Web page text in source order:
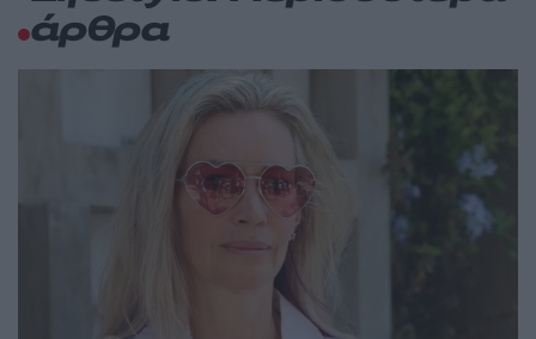
άρθρα